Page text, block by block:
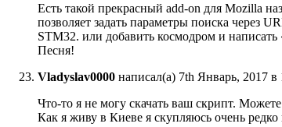
Есть такой прекрасный add-on для Mozilla
позволяет задать параметры поиска через
STM32. или добавить космодром и
Песня!
Vladyslav0000 написал(а) 7th Январь, 2017 в
Что-то я не могу скачать ваш скрипт. Можете
Как я живу в Киеве я скупляюсь очень редко